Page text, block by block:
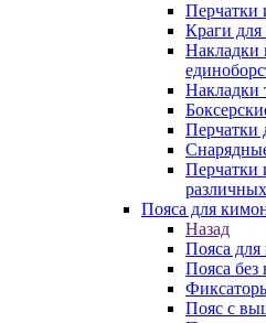
Перчатки
Краги
Накладки
Накладки
Перчатки
Перчатки
Пояса для
Назад
Пояса
Пояса
Пояс с